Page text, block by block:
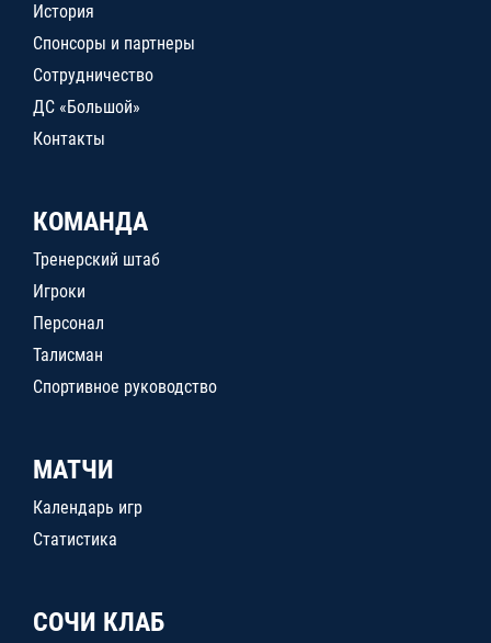
История
Спонсоры и партнеры
Сотрудничество
ДС «Большой»
Контакты
КОМАНДА
Тренерский штаб
Игроки
Персонал
Талисман
Спортивное руководство
МАТЧИ
Календарь игр
Статистика
СОЧИ КЛАБ